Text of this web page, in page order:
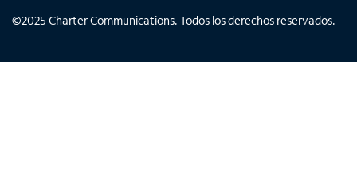
©2025 Charter Communications. Todos los derechos reservados.